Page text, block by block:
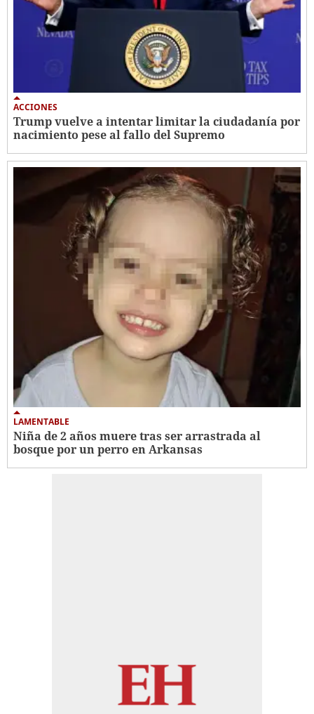
ACCIONES
Trump vuelve a intentar limitar la ciudadanía por
nacimiento pese al fallo del Supremo
LAMENTABLE
Niña de 2 años muere tras ser arrastrada al
bosque por un perro en Arkansas